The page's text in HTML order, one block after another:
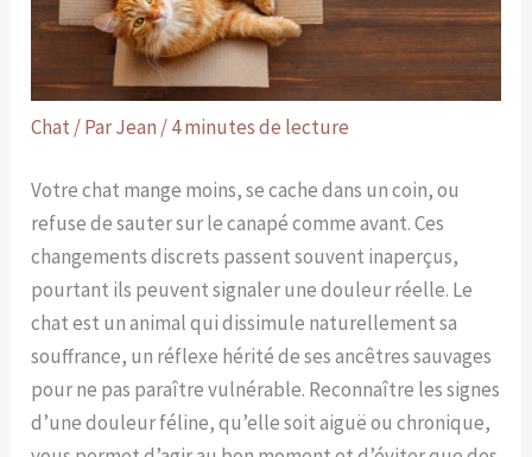
Chat / ParJean /4 minutes de lecture
Votre chat mange moins, se cache dans un coin, ou
refuse de sauter sur le canapé comme avant. Ces
changements discrets passent souvent inaperçus,
pourtant ils peuvent signaler une douleur réelle. Le
chat est un animal qui dissimule naturellement sa
souffrance, un réflexe hérité de ses ancêtres sauvages
pour ne pas paraître vulnérable. Reconnaître les signes
d’une douleur féline, qu’elle soit aiguë ou chronique,